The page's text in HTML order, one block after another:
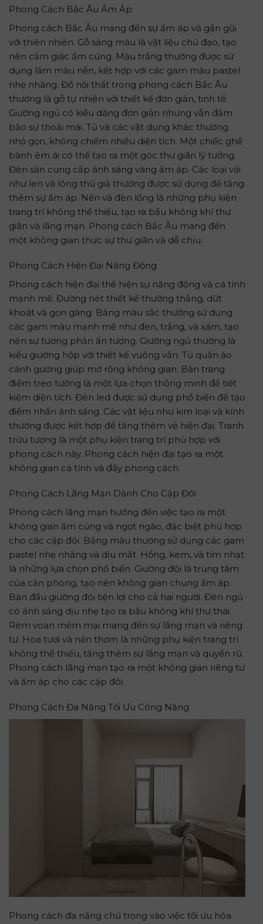
Phong Cách Bắc Âu Ấm Áp
Phong cách Bắc Âu mang đến sự ấm áp và gần gũi
với thiên nhiên. Gỗ sáng màu là vật liệu chủ đạo, tạo
nên cảm giác ấm cúng. Màu trắng thường được sử
dụng làm màu nền, kết hợp với các gam màu pastel
nhẹ nhàng. Đồ nội thất trong phong cách Bắc Âu
thường là gỗ tự nhiên với thiết kế đơn giản, tinh tế.
Giường ngủ có kiểu dáng đơn giản nhưng vẫn đảm
bảo sự thoải mái. Tủ và các vật dụng khác thường
nhỏ gọn, không chiếm nhiều diện tích. Một chiếc ghế
bành êm ái có thể tạo ra một góc thư giãn lý tưởng.
Đèn sàn cung cấp ánh sáng vàng ấm áp. Các loại vải
như len và lông thú giả thường được sử dụng để tăng
thêm sự ấm áp. Nến và đèn lồng là những phụ kiện
trang trí không thể thiếu, tạo ra bầu không khí thư
giãn và lãng mạn. Phong cách Bắc Âu mang đến
một không gian thực sự thư giãn và dễ chịu.
Phong Cách Hiện Đại Năng Động
Phong cách hiện đại thể hiện sự năng động và cá tính
mạnh mẽ. Đường nét thiết kế thường thẳng, dứt
khoát và gọn gàng. Bảng màu sắc thường sử dụng
các gam màu mạnh mẽ như đen, trắng, và xám, tạo
nên sự tương phản ấn tượng. Giường ngủ thường là
kiểu giường hộp với thiết kế vuông vắn. Tủ quần áo
cánh gương giúp mở rộng không gian. Bàn trang
điểm treo tường là một lựa chọn thông minh để tiết
kiệm diện tích. Đèn led được sử dụng phổ biến để tạo
điểm nhấn ánh sáng. Các vật liệu như kim loại và kính
thường được kết hợp để tăng thêm vẻ hiện đại. Tranh
trừu tượng là một phụ kiện trang trí phù hợp với
phong cách này. Phong cách hiện đại tạo ra một
không gian cá tính và đầy phong cách.
Phong Cách Lãng Mạn Dành Cho Cặp Đôi
Phong cách lãng mạn hướng đến việc tạo ra một
không gian ấm cúng và ngọt ngào, đặc biệt phù hợp
cho các cặp đôi. Bảng màu thường sử dụng các gam
pastel nhẹ nhàng và dịu mắt. Hồng, kem, và tím nhạt
là những lựa chọn phổ biến. Giường đôi là trung tâm
của căn phòng, tạo nên không gian chung ấm áp.
Bàn đầu giường đôi tiện lợi cho cả hai người. Đèn ngủ
có ánh sáng dịu nhẹ tạo ra bầu không khí thư thái.
Rèm voan mềm mại mang đến sự lãng mạn và riêng
tư. Hoa tươi và nến thơm là những phụ kiện trang trí
không thể thiếu, tăng thêm sự lãng mạn và quyến rũ.
Phong cách lãng mạn tạo ra một không gian riêng tư
và ấm áp cho các cặp đôi.
Phong Cách Đa Năng Tối Ưu Công Năng
Phong cách đa năng chú trọng vào việc tối ưu hóa